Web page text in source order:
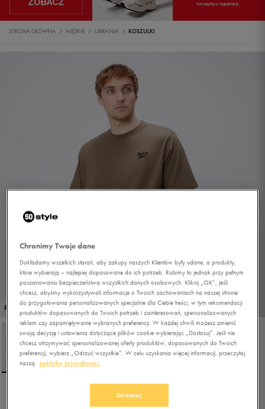
STRONA GŁÓWNA MĘSKIE UBRANIA KOSZULKI
PROMO: DO -30% 1/4
REEBOK T-SHIRT CODY
Chronimy Twoje dane
Dokładamy wszelkich starań, aby zakupy naszych Klientów były udane, a produkty,
które wybierają – najlepiej dopasowane do ich potrzeb. Robimy to jednak przy pełnym
poszanowaniu bezpieczeństwa wszystkich danych osobowych. Kliknij „OK”, jeśli
chcesz, abyśmy wykorzystywali informacje o Twoich zachowaniach na naszej stronie
do przygotowania personalizowanych specjalnie dla Ciebie treści, w tym rekomendacji
produktów dopasowanych do Twoich potrzeb i zainteresowań, spersonalizowanych
reklam czy zapamiętywanie wybranych preferencji. W każdej chwili możesz zmienić
swoją decyzję i ustawienia dotyczące plików cookie wybierając „Dostosuj”. Jeśli nie
chcesz otrzymywać spersonalizowanej oferty produktów, dopasowanych do Twoich
preferencji, wybierz „Odrzuć wszystkie”. W celu uzyskania więcej informacji, przeczytaj
naszą
politykę prywatności.
Dostosuj